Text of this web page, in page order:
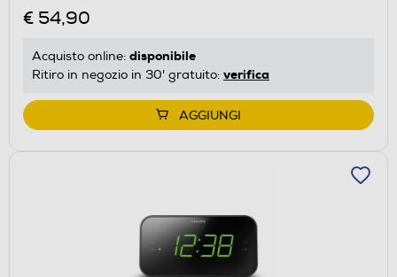
€ 54,90
Acquisto online: disponibile
Ritiro in negozio in 30' gratuito: verifica
AGGIUNGI